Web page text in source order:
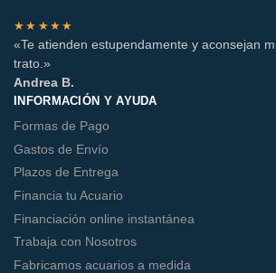
★★★★★
«Te atienden estupendamente y aconsejan
trato.»
Andrea B.
INFORMACIÓN Y AYUDA
Formas de Pago
Gastos de Envío
Plazos de Entrega
Financia tu Acuario
Financiación online instantánea
Trabaja con Nosotros
Fabricamos acuarios a medida